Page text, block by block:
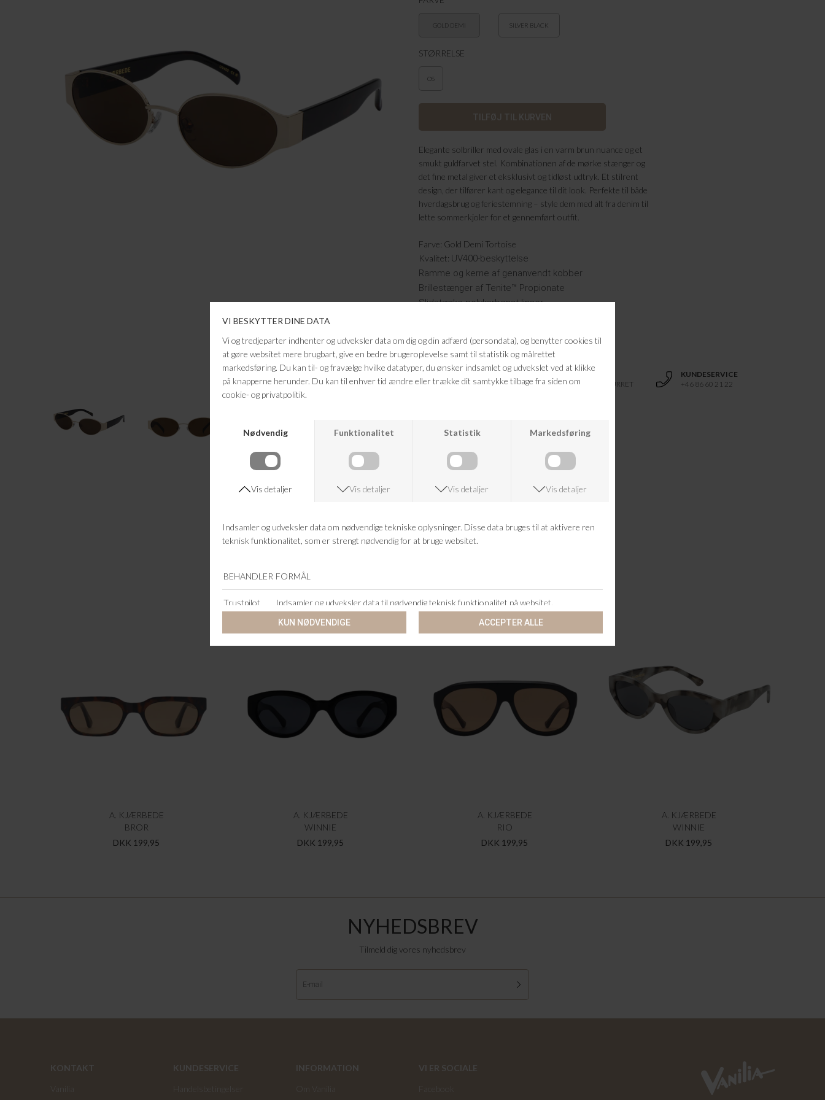
GOLD DEMI
TORTOISE
SILVER BLACK
STØRRELSE
OS
Elegante solbriller med ovale glas i en varm brun nuance og et
smukt guldfarvet stel. Kombinationen af de mørke stænger og
det fine metal giver et eksklusivt og tidløst udtryk. Et stilrent
design, der tilfører kant og elegance til dit look. Perfekte til både
hverdagsbrug og feriestemning – style dem med alt fra denim til
lette sommerkjoler for et gennemført outfit.
Farve: Gold Demi Tortoise
Kvalitet: UV400-beskyttelse
Ramme og kerne af genanvendt kobber
Brillestænger af Tenite™ Propionate
Slidstærke polykarbonat linser
BPA-fri og nikkel-fri
FRAGTFRI LEVERING
VED KØB OVER 500,-
14 DAGES RETURRET
KUNDESERVICE
+46 86 60 21 22
ANDRE KØBTE OGSÅ
A. KJÆRBEDE
BROR
DKK 199,95
A. KJÆRBEDE
WINNIE
DKK 199,95
A. KJÆRBEDE
RIO
DKK 199,95
A. KJÆRBEDE
WINNIE
DKK 199,95
NYHEDSBREV
Tilmeld dig vores nyhedsbrev
KONTAKT
KUNDESERVICE
INFORMATION
VI ER SOCIALE